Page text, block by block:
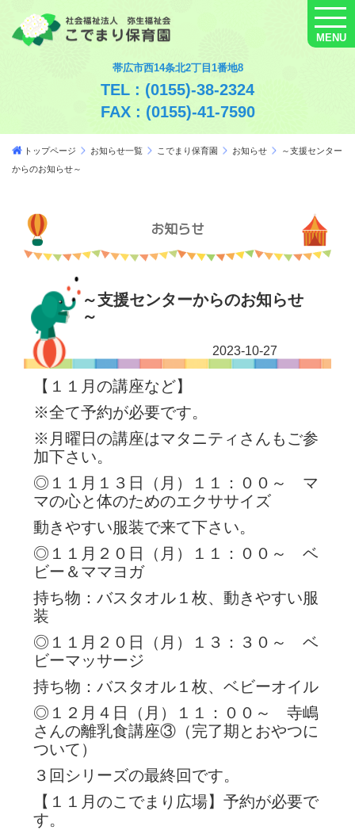
帯広市西14条北2丁目1番地8
TEL : (0155)-38-2324
FAX : (0155)-41-7590
MENU
トップページ お知らせ一覧 こでまり保育園 お知らせ
～支援センター
からのお知らせ～
お知らせ
～支援センターからのお知らせ
～
2023-10-27
【１１月の講座など】
※全て予約が必要です。
※月曜日の講座はマタニティさんもご参
加下さい。
◎１１月１３日（月）１１：００～ マ
マの心と体のためのエクササイズ
動きやすい服装で来て下さい。
◎１１月２０日（月）１１：００～ ベ
ビー＆ママヨガ
持ち物：バスタオル１枚、動きやすい服
装
◎１１月２０日（月）１３：３０～ ベ
ビーマッサージ
持ち物：バスタオル１枚、ベビーオイル
◎１２月４日（月）１１：００～ 寺嶋
さんの離乳食講座③（完了期とおやつに
ついて）
３回シリーズの最終回です。
【１１月のこでまり広場】予約が必要で
す。